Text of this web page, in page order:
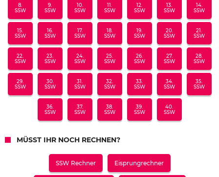
8.
SSW
9.
SSW
10.
SSW
11.
SSW
12.
SSW
13.
SSW
14.
SSW
15.
SSW
16.
SSW
17.
SSW
18.
SSW
19.
SSW
20.
SSW
21.
SSW
22.
SSW
23.
SSW
24.
SSW
25.
SSW
26.
SSW
27.
SSW
28.
SSW
29.
SSW
30.
SSW
31.
SSW
32.
SSW
33.
SSW
34.
SSW
35.
SSW
36.
SSW
37.
SSW
38.
SSW
39.
SSW
40.
SSW
MÜSST IHR NOCH RECHNEN?
SSW Rechner Eisprungrechner